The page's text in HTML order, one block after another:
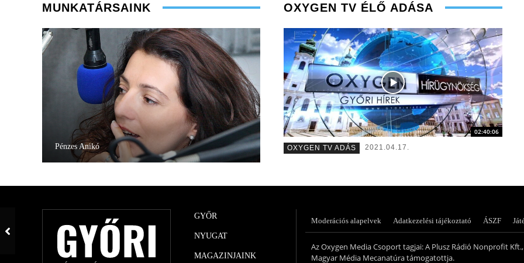
MUNKATÁRSAINK
Pénzes Anikó Molek Csongor – műsorvezető – 2020
OXYGEN TV ÉLŐ ADÁSA
02:40:06
OXYGEN TV ADÁS
2021.04.17.
GYŐR
NYUGAT
MAGAZINJAINK
Moderációs alapelvek Adatkezelési tájékoztató ÁSZF
Az Oxygen Media Csoport tagjai: A Plusz Rádió Nonprofit
Magyar Média Mecanatúra támogatottja.